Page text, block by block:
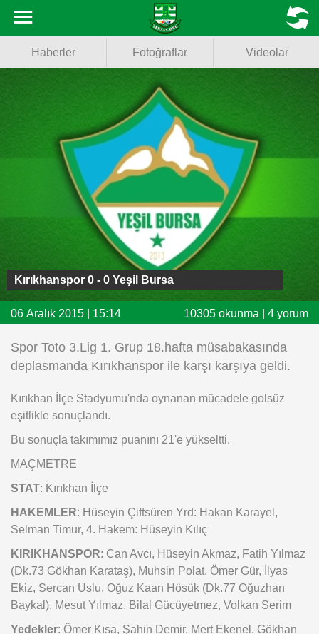
Fotoğraflar
Basketbol
Voleybol
Puan Durumu
Fikstür
Facebook
Twitter
Instagram
iOS
MENU
Haberler Fotoğraflar Videolar
Kırıkhanspor 0 - 0 Yeşil Bursa
06 Aralık 2015 | 15:14 10305 okunma | 4 yorum
Spor Toto 3.Lig 1. Grup 18.hafta müsabakasında
deplasmanda Kırıkhanspor ile karşı karşıya geldi.
Kırıkhan İlçe Stadyumu'nda oynanan mücadele golsüz
eşitlikle sonuçlandı.
Bu sonuçla takımımız puanını 21'e yükseltti.
MAÇMETRE
STAT: Kırıkhan İlçe
HAKEMLER: Hüseyin Çiftsüren Yrd: Hakan Karayel,
Selman Timur, 4. Hakem: Hüseyin Kılıç
KIRIKHANSPOR: Can Avcı, Hüseyin Akmaz, Fatih Yılmaz
(Dk.73 Gökhan Karataş), Muhsin Polat, Ömer Gür, İlyas
Ekiz, Sercan Uslu, Oğuz Kaan Hösük (Dk.77 Oğuzhan
Baykal), Mesut Yılmaz, Bilal Gücüyetmez, Volkan Serim
Yedekler: Ömer Kısa, Şahin Demir, Mert Ekenel, Gökhan